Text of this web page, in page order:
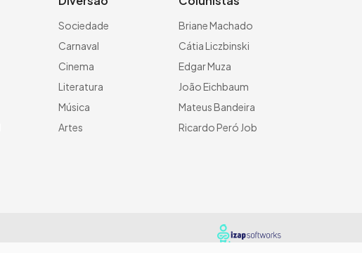
Sociedade
Carnaval
Cinema
Literatura
Música
Artes
Briane Machado
Cátia Liczbinski
Edgar Muza
João Eichbaum
Mateus Bandeira
Ricardo Peró Job